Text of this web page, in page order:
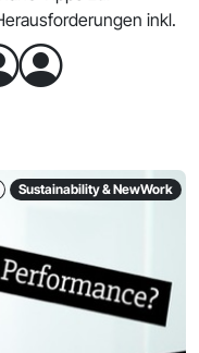
inkl.
Sustainability & NewWork